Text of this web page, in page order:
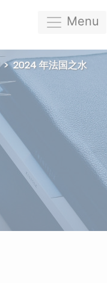
Menu
2024 年法国之水